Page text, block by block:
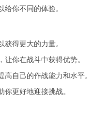
给你不同的体验。
获得更大的力量。
让你在战斗中获得优势。
自己的作战能力和水平。
你更好地迎接挑战。